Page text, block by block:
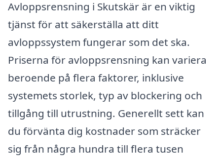
Avloppsrensning i Skutskär är en viktig
tjänst för att säkerställa att ditt
avloppssystem fungerar som det ska.
Priserna för avloppsrensning kan variera
beroende på flera faktorer, inklusive
systemets storlek, typ av blockering och
tillgång till utrustning. Generellt sett kan
du förvänta dig kostnader som sträcker
sig från några hundra till flera tusen